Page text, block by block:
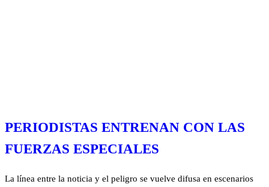
PERIODISTAS ENTRENAN CON LAS
FUERZAS ESPECIALES
La línea entre la noticia y el peligro se vuelve difusa en escenarios